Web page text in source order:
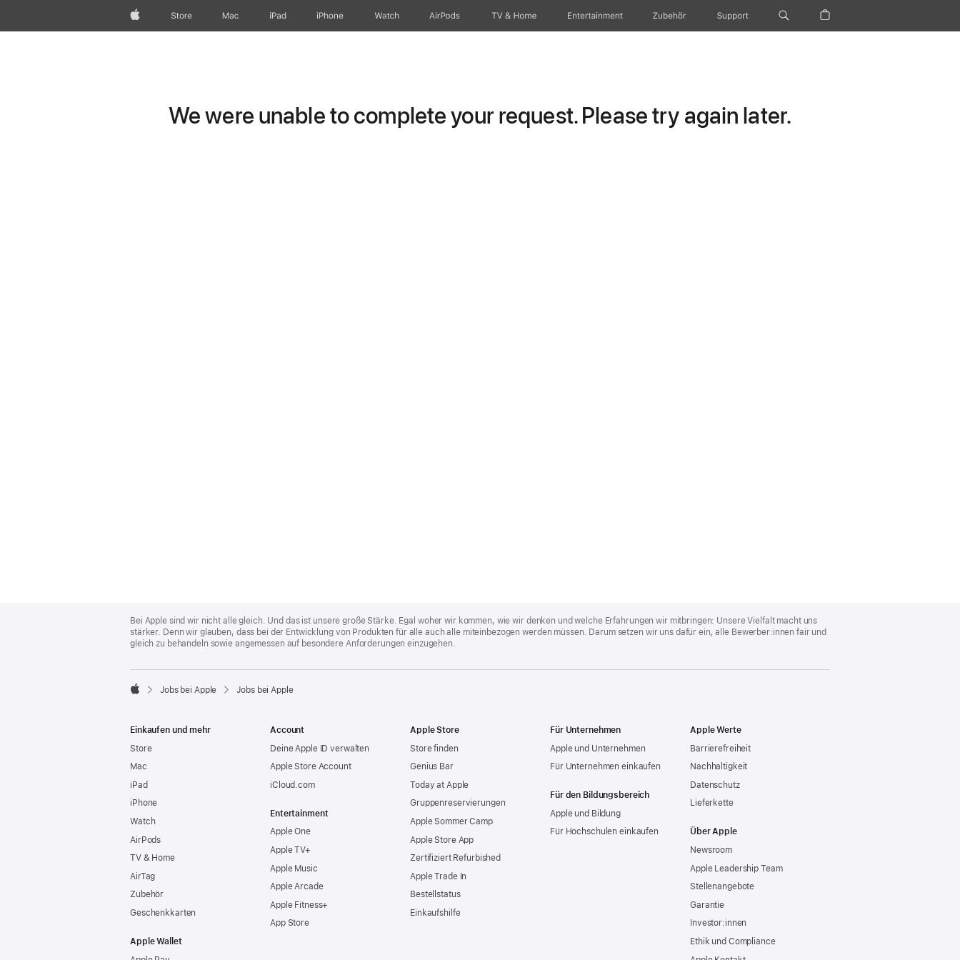
Apple Store Mac iPad iPhone Watch AirPods TV & Home Entertainment Zubehör Support
We were unable to complete your request. Please try again later.
Footer
Bei Apple sind wir nicht alle gleich. Und das ist unsere große Stärke. Egal woher wir kommen, wie wir denken und welche Erfahrungen wir mitbringen: Unsere Vielfalt macht uns
stärker. Denn wir glauben, dass bei der Entwicklung von Produkten für alle auch alle miteinbezogen werden müssen. Darum setzen wir uns dafür ein, alle Bewerber:innen fair und
gleich zu behandeln sowie angemessen auf besondere Anforderungen einzugehen.

Jobs bei Apple Jobs bei Apple
Einkaufen und mehr
Store
Mac
iPad
iPhone
Watch
AirPods
TV & Home
AirTag
Zubehör
Geschenkkarten
Apple Wallet
Account
Deine Apple ID verwalten
Apple Store Account
iCloud.com
Entertainment
Apple One
Apple TV+
Apple Music
Apple Arcade
Apple Fitness+
App Store
Apple Store
Store finden
Genius Bar
Today at Apple
Gruppen­reservierungen
Apple Sommer Camp
Apple Store App
Zertifiziert Refurbished
Apple Trade In
Bestellstatus
Einkaufshilfe
Für Unternehmen
Apple und Unternehmen
Für Unternehmen einkaufen
Für den Bildungsbereich
Apple und Bildung
Für Hochschulen einkaufen
Apple Werte
Barrierefreiheit
Nachhaltigkeit
Datenschutz
Lieferkette
Über Apple
Newsroom
Apple Leadership Team
Stellenangebote
Garantie
Investor:innen
Ethik und Compliance